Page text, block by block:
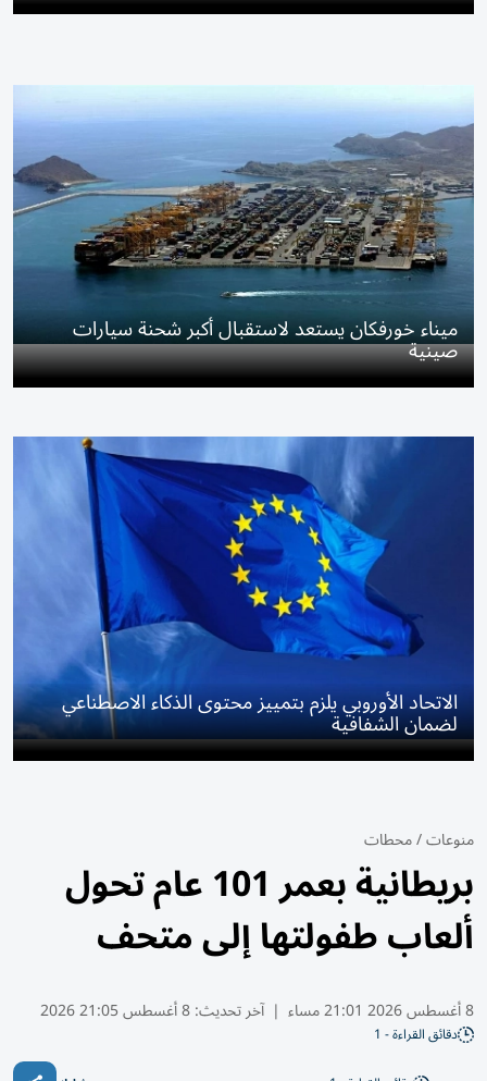
ميناء خورفكان يستعد لاستقبال أكبر شحنة سيارات
صينية
الاتحاد الأوروبي يلزم بتمييز محتوى الذكاء الاصطناعي
لضمان الشفافية
منوعات/محطات
بريطانية بعمر 101 عام تحول
ألعاب طفولتها إلى متحف
8 أغسطس 2026 21:01 مساء | آخر تحديث:8 أغسطس 21:05 2026
دقائق القراءة - 1